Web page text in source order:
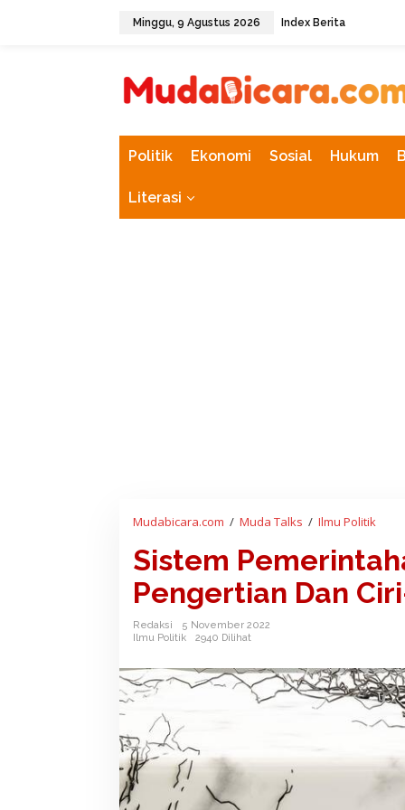
Minggu, 9 Agustus 2026 Index Berita
Politik Ekonomi Sosial Hukum
Literasi
Mudabicara.com / Muda Talks / Ilmu Politik
s
t
m
e
r
i
a
Sistem
Pengertian Dan
Redaksi
5 November 2022
Ilmu Politik
2940 Dilihat